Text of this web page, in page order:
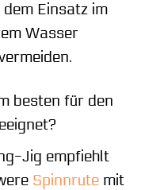
Einsatz im
Wasser
besten für den
Jig empfiehlt
Spinnrute mit